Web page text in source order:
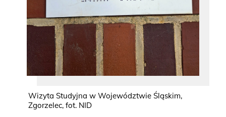
Wizyta Studyjna w Województwie Śląskim,
Zgorzelec, fot. NID